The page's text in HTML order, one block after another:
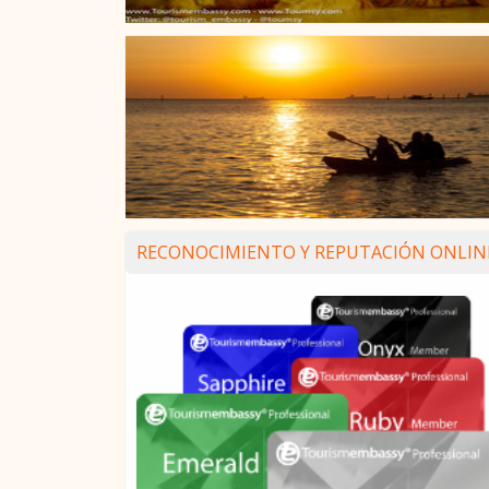
RECONOCIMIENTO Y REPUTACIÓN